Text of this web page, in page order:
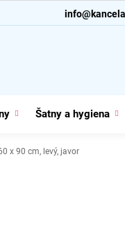
Šatny a hygiena
x 90 cm, levý, javor